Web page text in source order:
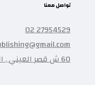
تواصل معنا
27954529 02
60 ش قصر العيني , القاهرة